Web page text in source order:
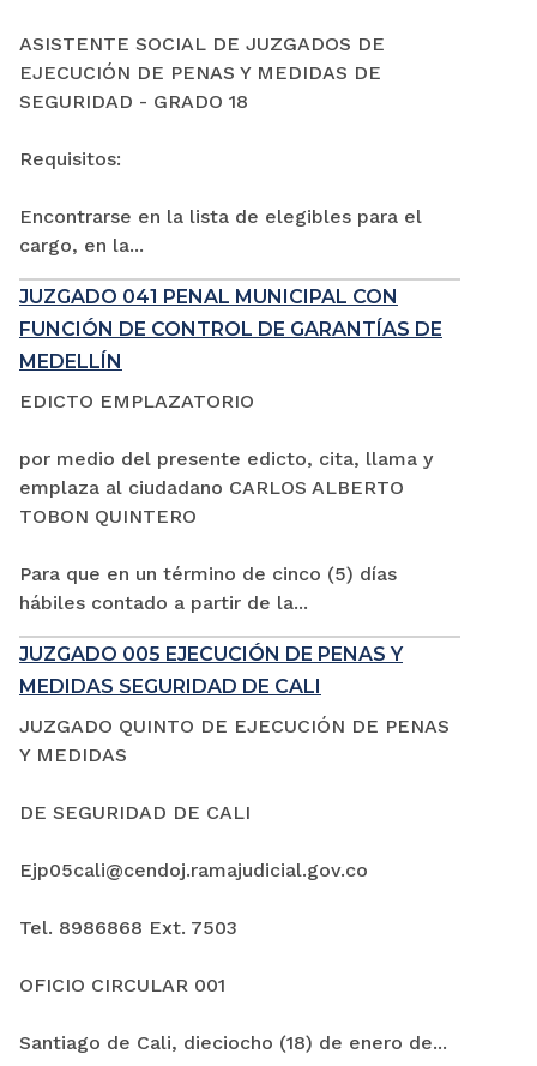
ASISTENTE SOCIAL DE JUZGADOS DE
EJECUCIÓN DE PENAS Y MEDIDAS DE
SEGURIDAD - GRADO 18
Requisitos:
Encontrarse en la lista de elegibles para el
cargo, en la...
JUZGADO 041 PENAL MUNICIPAL CON
FUNCIÓN DE CONTROL DE GARANTÍAS DE
MEDELLÍN
EDICTO EMPLAZATORIO
por medio del presente edicto, cita, llama y
emplaza al ciudadano CARLOS ALBERTO
TOBON QUINTERO
Para que en un término de cinco (5) días
hábiles contado a partir de la...
JUZGADO 005 EJECUCIÓN DE PENAS Y
MEDIDAS SEGURIDAD DE CALI
JUZGADO QUINTO DE EJECUCIÓN DE PENAS
Y MEDIDAS
DE SEGURIDAD DE CALI
Ejp05cali@cendoj.ramajudicial.gov.co
Tel. 8986868 Ext. 7503
OFICIO CIRCULAR 001
Santiago de Cali, dieciocho (18) de enero de...